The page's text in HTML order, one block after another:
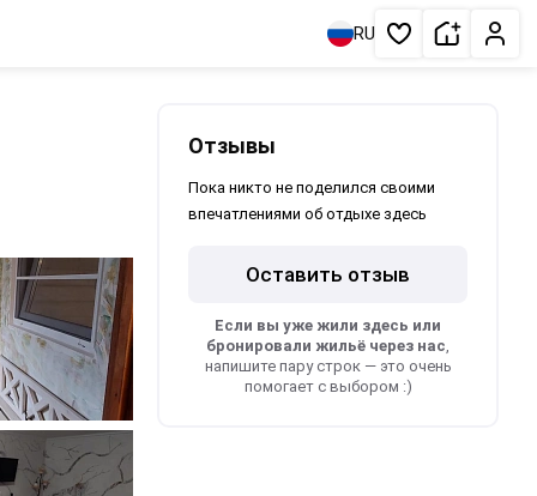
RU Избранное
Сдать
Отзывы
Пока никто не поделился своими
впечатлениями об отдыхе здесь
Оставить отзыв
Если вы уже жили здесь или
бронировали жильё через нас,
напишите пару строк — это очень
помогает с выбором :)